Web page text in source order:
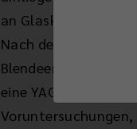
an Glaskörper,
Nach der Operation
eine YAG-